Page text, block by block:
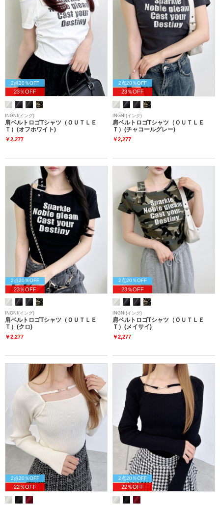
2点20％OFF
23％OFF
INGNI(イング)
肩ベルトロゴTシャツ（ＯＵＴＬＥ
Ｔ）(オフホワイト)
￥2,277
2点20％OFF
23％OFF
INGNI(イング)
肩ベルトロゴTシャツ（ＯＵＴＬＥ
Ｔ）(チャコールグレー)
￥2,277
2点20％OFF
23％OFF
INGNI(イング)
肩ベルトロゴTシャツ（ＯＵＴＬＥ
Ｔ）(クロ)
￥2,277
2点20％OFF
23％OFF
INGNI(イング)
肩ベルトロゴTシャツ（ＯＵＴＬＥ
Ｔ）(メイサイ)
￥2,277
2点20％OFF
22％OFF
2点20％OFF
22％OFF